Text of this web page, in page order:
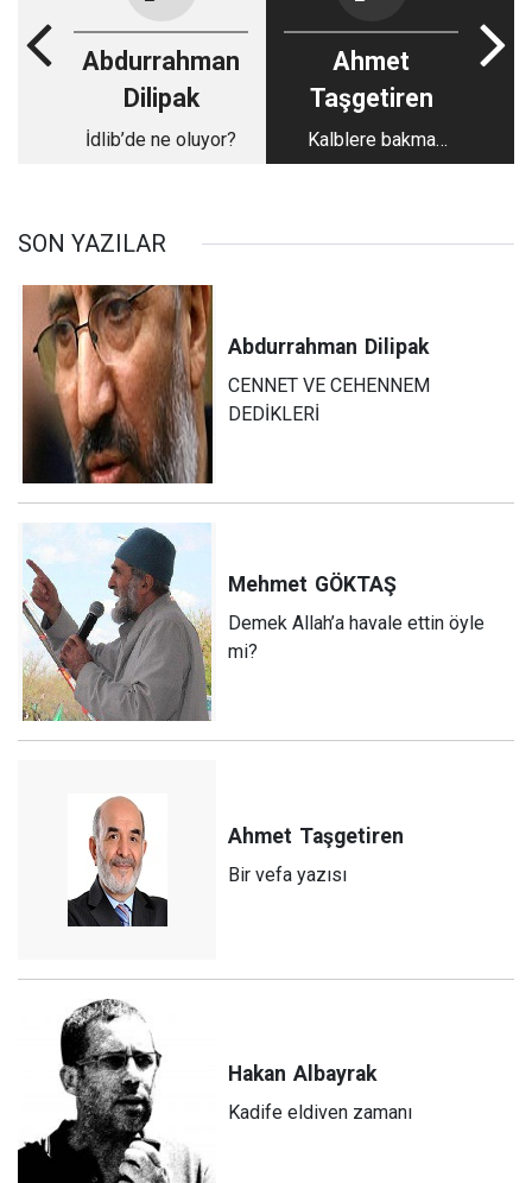
Abdurrahman
Dilipak
İdlib’de ne oluyor?
Ahmet
Taşgetiren
Kalblere bakma
mevsimi
SON YAZILAR
Abdurrahman Dilipak
CENNET VE CEHENNEM
DEDİKLERİ
Mehmet GÖKTAŞ
Demek Allah’a havale ettin öyle
mi?
Ahmet Taşgetiren
Bir vefa yazısı
Hakan Albayrak
Kadife eldiven zamanı